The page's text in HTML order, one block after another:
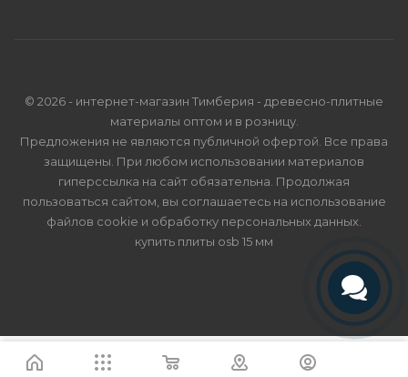
© 2026 - интернет-магазин Тимберия - древесно-плитные
материалы оптом и в розницу.
Предложения не являются публичной офертой. Все права
защищены. При любом использовании материалов
гиперссылка на сайт обязательна. Продолжая
пользоваться сайтом, вы соглашаетесь на использование
файлов cookie и обработку персональных данных
купить плиты osb 15 мм
Telegram